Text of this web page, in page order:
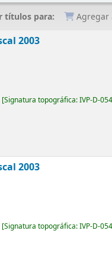
títulos para: Agregar
2003
Signatura topográfica:IVP-D-
2003
Signatura topográfica:IVP-D-